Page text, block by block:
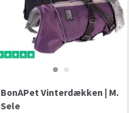
BonAPet Vinterdækken | M.
Sele